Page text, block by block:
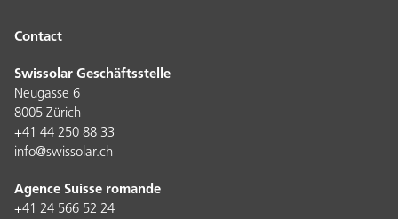
Contact
Swissolar Geschäftsstelle
Neugasse 6
8005 Zürich
+41 44 250 88 33
info@swissolar.ch
Agence Suisse romande
+41 24 566 52 24